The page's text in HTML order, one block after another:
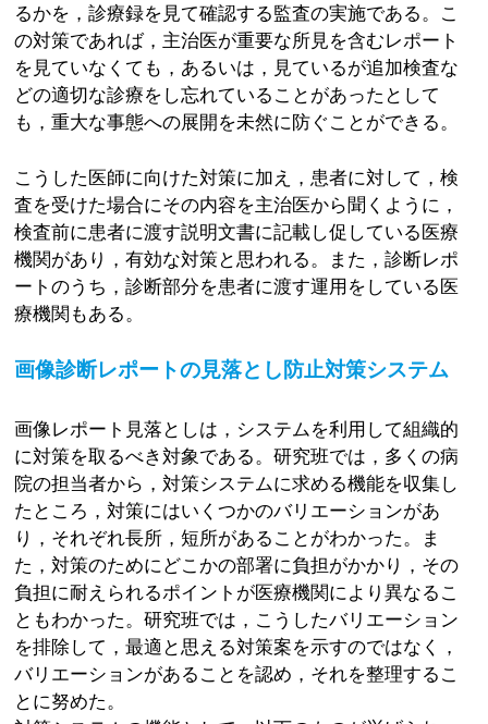
るかを，診療録を見て確認する監査の実施である。こ
の対策であれば，主治医が重要な所見を含むレポート
を見ていなくても，あるいは，見ているが追加検査な
どの適切な診療をし忘れていることがあったとして
も，重大な事態への展開を未然に防ぐことができる。
こうした医師に向けた対策に加え，患者に対して，検
査を受けた場合にその内容を主治医から聞くように，
検査前に患者に渡す説明文書に記載し促している医療
機関があり，有効な対策と思われる。また，診断レポ
ートのうち，診断部分を患者に渡す運用をしている医
療機関もある。
画像診断レポートの見落とし防止対策システム
画像レポート見落としは，システムを利用して組織的
に対策を取るべき対象である。研究班では，多くの病
院の担当者から，対策システムに求める機能を収集し
たところ，対策にはいくつかのバリエーションがあ
り，それぞれ長所，短所があることがわかった。ま
た，対策のためにどこかの部署に負担がかかり，その
負担に耐えられるポイントが医療機関により異なるこ
ともわかった。研究班では，こうしたバリエーション
を排除して，最適と思える対策案を示すのではなく，
バリエーションがあることを認め，それを整理するこ
とに努めた。